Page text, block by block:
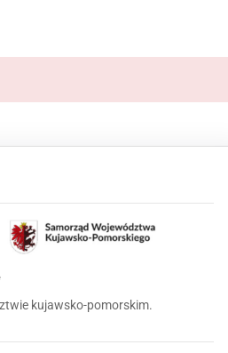
kujawsko-pomorskim.